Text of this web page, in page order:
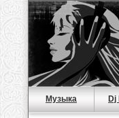
Музыка Dj